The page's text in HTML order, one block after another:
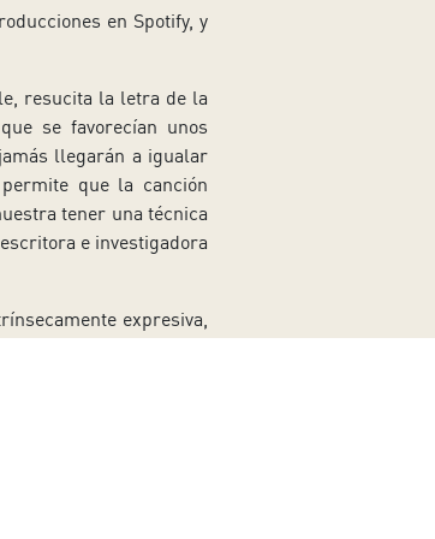
en Spotify, y
resucita la letra de la
se favorecían unos
llegarán a igualar
que la canción
tener una técnica
e investigadora
expresiva,